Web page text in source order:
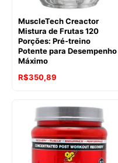
MuscleTech Creactor
Mistura de Frutas 120
Porções: Pré-treino
Potente para Desempenho
Máximo
R$350,89